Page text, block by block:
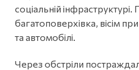
соціальній
багатоповерхівка, вісім
та автомобілі.
Через обстріли